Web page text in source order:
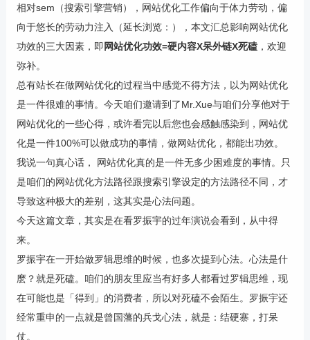
相对sem（搜索引擎营销），网站优化工作偏向于体力劳动，偏
向于悠长的劳动力注入（延长浏览：），本文汇总影响网站优化
功效的三大因素，即网站优化功效=硬内容X呆外链X死磕，欢迎
弥补。
总有站长在做网站优化的过程当中感觉不得方法，以为网站优化
是一件很难的事情。今天咱们邀请到了Mr.Xue与咱们分享他对于
网站优化的一些心得，或许看完以后您也会感触感染到，网站优
化是一件100%可以做成功的事情，做网站优化，都能出功效。
我说一句真心话， 网站优化真的是一件无多少困难度的事情。只
是咱们的网站优化方法路径跟搜索引擎设定的方法路径不同，才
导致这种极大的差别，这其实是心法问题。
今天这篇文章，其实是在看罗振宇的过年演说会看到，从中得
来。
罗振宇在一开始做罗辑思维的时候，也多次提到心法。心法是什
麽？就是死磕。咱们的朋友里应当有好多人都看过罗辑思维，现
在可能也是「得到」的消费者，所以对死磕不会陌生。罗振宇还
经常重申的一点就是曾国藩的兵戈心法，就是：结硬寨，打呆
仗。